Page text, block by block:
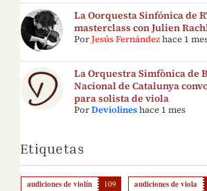
La Oorquesta Sinfónica de
masterclass con Julien
PorJesús Fernández hace 1
La Orquestra Simfònica de
Nacional de Catalunya
para solista de viola
PorDeviolines hace 1 mes
Etiquetas
audiciones de violín 109 audiciones de viola